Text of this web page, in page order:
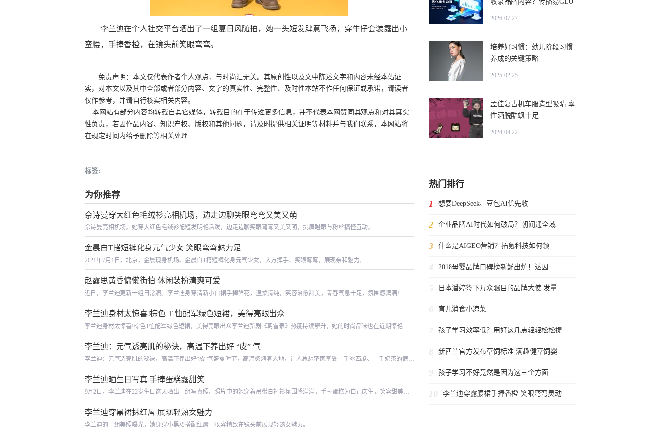
李兰迪在个人社交平台晒出了一组夏日风随拍，她一头短发肆意飞扬，穿牛仔套装露出小
蛮腰，手捧香橙，在镜头前笑眼弯弯。
免责声明：本文仅代表作者个人观点，与时尚汇无关。其原创性以及文中陈述文字和内容未经本站证
实，对本文以及其中全部或者部分内容、文字的真实性、完整性、及时性本站不作任何保证或承诺，请读者
仅作参考，并请自行核实相关内容。
本网站有部分内容均转载自其它媒体，转载目的在于传递更多信息，并不代表本网赞同其观点和对其真实
性负责，若因作品内容、知识产权、版权和其他问题，请及时提供相关证明等材料并与我们联系，本网站将
在规定时间内给予删除等相关处理.
标签:
为你推荐
佘诗曼穿大红色毛绒衫亮相机场，边走边聊笑眼弯弯又美又萌
佘诗曼亮相机场。她穿大红色毛绒衫配短发明艳活泼，边走边聊笑眼弯弯又美又萌，挑眉瞪眼与粉丝搞怪互动。
金晨白T搭短裤化身元气少女 笑眼弯弯魅力足
2021年7月1日，北京，金晨现身机场。金晨白T搭短裤化身元气少女，大方挥手、笑眼弯弯，展现亲和魅力。
赵露思黄昏慵懒街拍 休闲装扮清爽可爱
近日，李兰迪更新一组日常照。李兰迪身穿清新小白裙手捧鲜花，温柔清纯，笑容治愈甜美，青春气息十足，氛围感满满!
李兰迪身材太惊喜!棕色 T 恤配军绿色短裙，美得亮眼出众
李兰迪身材太惊喜!棕色T恤配军绿色短裙，美得亮眼出众李兰迪新剧《朝雪录》热度持续攀升，她的时尚品味也在近期惊艳众
人。近日现身机场时，她以一身棕色T恤搭配军绿色短裙的造型亮相，状态绝佳，向大家宣告着那个
李兰迪：元气透亮肌的秘诀，高温下养出好 “皮” 气
李兰迪：元气透亮肌的秘诀，高温下养出好“皮”气盛夏时节，高温炙烤着大地，让人总想宅家享受一手冰西瓜、一手奶茶的惬意
时光。暑期档好剧云集，《朝雪录》便是其中一部让人欲罢不能的古装探案悬疑片。剧中，李兰迪
李兰迪晒生日写真 手捧蛋糕露甜笑
9月2日，李兰迪在22岁生日这天晒出一组写真照。照片中的她穿着吊带白衬衫氛围感满满，手捧蛋糕为自己庆生，笑容甜美看
起来心情极佳。
李兰迪穿黑裙抹红唇 展现轻熟女魅力
李兰迪的一组美照曝光，她身穿小黑裙搭配红唇，妆容精致在镜头前展现轻熟女魅力。
收录品牌内容？传播易GEO
2026-07-27
培养好习惯：幼儿阶段习惯
养成的关键策略
2025-02-25
孟佳复古机车服造型吸睛 率
性洒脱酷飒十足
2024-04-22
热门排行
1
想要DeepSeek、豆包AI优先收
2 企业品牌AI时代如何破局？朝闻通全域
3 什么是AIGEO营销？拓氪科技如何领
2018母婴品牌口碑榜新鲜出炉！达因
日本潘婷签下万众瞩目的品牌大使 发量
育儿消食小凉菜
孩子学习效率低？用好这几点轻轻松松提
新西兰官方发布草饲标准 满趣健草饲婴
孩子学习不好竟然是因为这三个方面
李兰迪穿露腰裙手捧香橙 笑眼弯弯灵动